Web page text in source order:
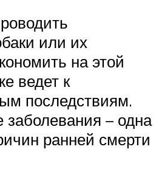
или их
на этой
ведет к
последствиям.
– одна
ранней смерти